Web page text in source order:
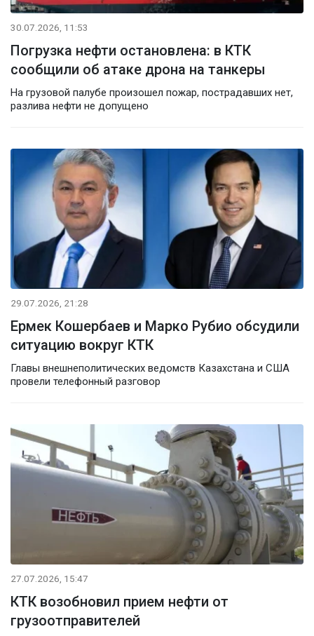
30.07.2026, 11:53
Погрузка нефти остановлена: в КТК
сообщили об атаке дрона на танкеры
На грузовой палубе произошел пожар, пострадавших нет,
разлива нефти не допущено
29.07.2026, 21:28
Ермек Кошербаев и Марко Рубио обсудили
ситуацию вокруг КТК
Главы внешнеполитических ведомств Казахстана и США
провели телефонный разговор
27.07.2026, 15:47
КТК возобновил прием нефти от
грузоотправителей